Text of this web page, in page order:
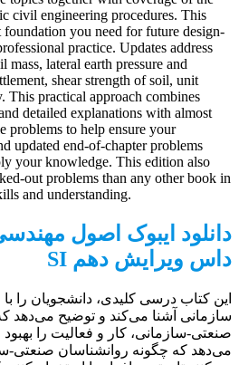
civil engineering procedures. This
you need for future design-
practice. Updates address
mass, lateral earth pressure and
shear strength of soil, unit
This practical approach combines
detailed explanations with almost
problems to help ensure your
updated end-of-chapter problems
your knowledge. This edition also
out problems than any other book in
and understanding.
دانلود ایبوک اصول
داس ویرایش دهم SI
این کتاب درسی کلیدی، دانشجویان را
سازمانی آشنا می‌کند و توضیح می‌دهد
صنعتی-سازمانی، کار و فعالیت را
می‌دهد که چگونه روانشناسان صنعتی-